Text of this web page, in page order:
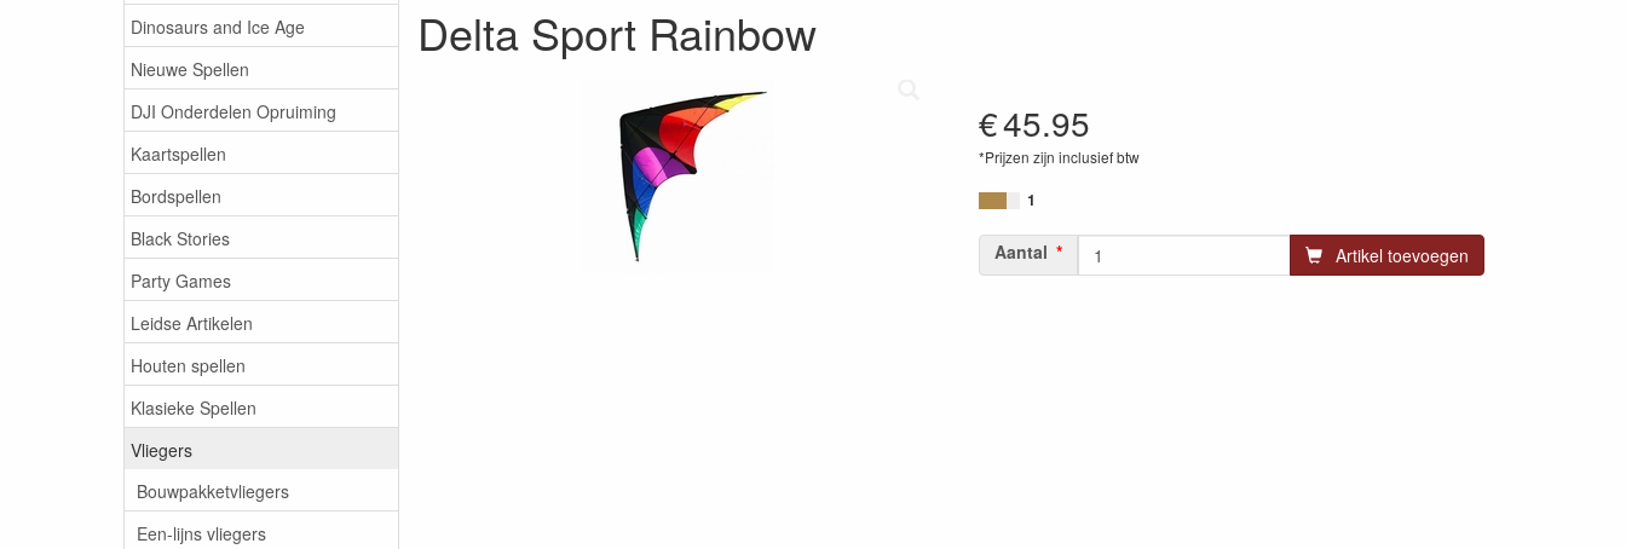
Dinosaurs and Ice Age
Nieuwe Spellen
DJI Onderdelen Opruiming
Kaartspellen
Bordspellen
Black Stories
Party Games
Leidse Artikelen
Houten spellen
Klasieke Spellen
Vliegers
Bouwpakketvliegers
Een-lijns vliegers
Delta Sport Rainbow
€45.95
*Prijzen zijn inclusief btw
4041642145113
1
Aantal Artikel toevoegen